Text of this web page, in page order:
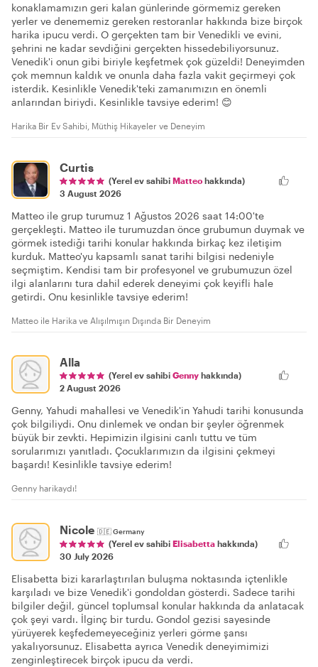
konaklamamızın geri kalan günlerinde görmemiz gereken
yerler ve denememiz gereken restoranlar hakkında bize birçok
harika ipucu verdi. O gerçekten tam bir Venedikli ve evini,
şehrini ne kadar sevdiğini gerçekten hissedebiliyorsunuz.
Venedik'i onun gibi biriyle keşfetmek çok güzeldi! Deneyimden
çok memnun kaldık ve onunla daha fazla vakit geçirmeyi çok
isterdik. Kesinlikle Venedik'teki zamanımızın en önemli
anlarından biriydi. Kesinlikle tavsiye ederim! 😊
Harika Bir Ev Sahibi, Müthiş Hikayeler ve Deneyim
Curtis
(Yerel ev sahibi Matteo hakkında)
3 August 2026
Matteo ile grup turumuz 1 Ağustos 2026 saat 14:00'te
gerçekleşti. Matteo ile turumuzdan önce grubumun duymak ve
görmek istediği tarihi konular hakkında birkaç kez iletişim
kurduk. Matteo'yu kapsamlı sanat tarihi bilgisi nedeniyle
seçmiştim. Kendisi tam bir profesyonel ve grubumuzun özel
ilgi alanlarını tura dahil ederek deneyimi çok keyifli hale
getirdi. Onu kesinlikle tavsiye ederim!
Matteo ile Harika ve Alışılmışın Dışında Bir Deneyim
Alla
(Yerel ev sahibi Genny hakkında)
2 August 2026
Genny, Yahudi mahallesi ve Venedik'in Yahudi tarihi konusunda
çok bilgiliydi. Onu dinlemek ve ondan bir şeyler öğrenmek
büyük bir zevkti. Hepimizin ilgisini canlı tuttu ve tüm
sorularımızı yanıtladı. Çocuklarımızın da ilgisini çekmeyi
başardı! Kesinlikle tavsiye ederim!
Genny harikaydı!
Nicole 🇩🇪Germany
(Yerel ev sahibi Elisabetta hakkında)
30 July 2026
Elisabetta bizi kararlaştırılan buluşma noktasında içtenlikle
karşıladı ve bize Venedik'i gondoldan gösterdi. Sadece tarihi
bilgiler değil, güncel toplumsal konular hakkında da anlatacak
çok şeyi vardı. İlginç bir turdu. Gondol gezisi sayesinde
yürüyerek keşfedemeyeceğiniz yerleri görme şansı
yakalıyorsunuz. Elisabetta ayrıca Venedik deneyimimizi
zenginleştirecek birçok ipucu da verdi.